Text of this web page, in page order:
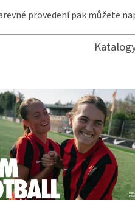
provedení pak můžete